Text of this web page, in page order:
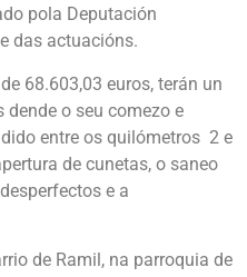
pola Deputación
das actuacións.
68.603,03 euros, terán un
dende o seu comezo e
entre os quilómetros 2 e
de cunetas, o saneo
e a
de Ramil, na parroquia de